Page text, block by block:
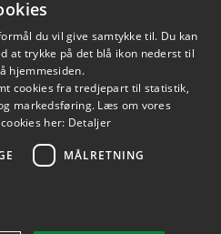
DANISH
ENGLISH
du vil give samtykke til. Du kan
at trykke på det blå ikon nederst til
hjemmesiden.
cookies fra tredjepart til statistik,
markedsføring. Læs om vores
her: Detaljer
MÅLRETNING